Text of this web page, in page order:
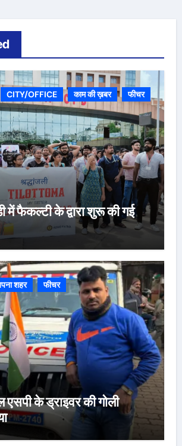
CITY/OFFICE काम की ख़बर फीचर
में फैकल्टी के द्वारा शुरू की गई
शहर फीचर
एसपी के ड्राइवर की गोली